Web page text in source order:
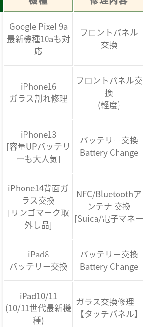
Google Pixel 9a
最新機種10aも対
応
フロントパネル
交換
iPhone16
ガラス割れ修理
フロントパネル交
換
(軽度)
iPhone13
[容量UPバッテリ
ーも大人気]
バッテリー交換
Battery Change
iPhone14背面ガ
ラス交換
[リンゴマーク取
外し品]
NFC/Bluetoothア
ンテナ 交換
[Suica/電子マネー
iPad8
バッテリー交換
バッテリー交換
Battery Change
iPad10/11
(10/11世代最新機
種)
ガラス交換修理
【タッチパネル】